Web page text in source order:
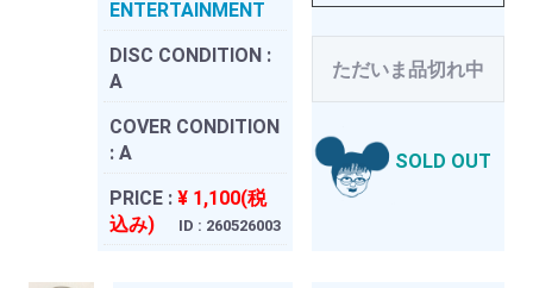
ENTERTAINMENT
DISC CONDITION :
A
COVER CONDITION
: A
PRICE : ¥ 1,100(税
込み)
ID : 260526003
ただいま品切れ中
SOLD OUT